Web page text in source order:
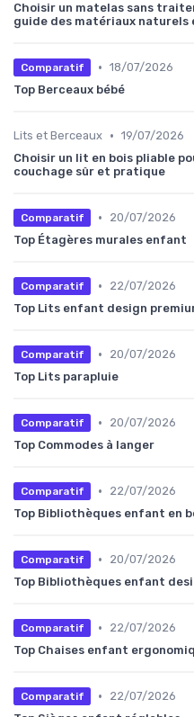
Choisir un matelas sans
guide des matériaux naturels
Comparatif • 18/07/2026
Top Berceaux bébé
Lits et Berceaux • 19/07/2026
Choisir un lit en bois pliable
couchage sûr et pratique
Comparatif •
20/07/2026
Top Étagères murales enfant
Comparatif •
22/07/2026
Top Lits enfant design
Comparatif •
20/07/2026
Top Lits parapluie
Comparatif •
20/07/2026
Top Commodes à langer
Comparatif •
22/07/2026
Top Bibliothèques enfant en
Comparatif •
20/07/2026
Top Bibliothèques enfant
Comparatif •
22/07/2026
Top Chaises enfant
Comparatif •
22/07/2026